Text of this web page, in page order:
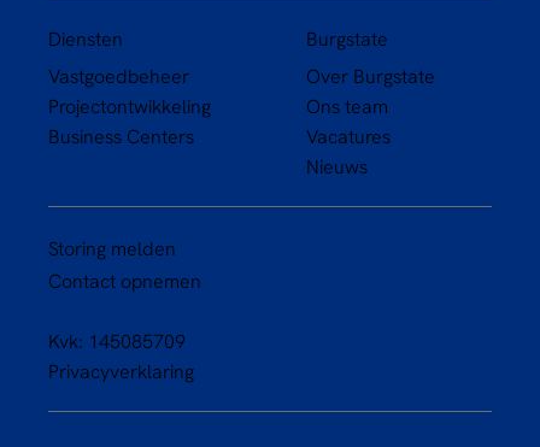
Diensten
Vastgoedbeheer
Projectontwikkeling
Business Centers
Burgstate
Over Burgstate
Ons team
Vacatures
Nieuws
Storing melden
Contact opnemen
Kvk: 145085709
Privacyverklaring